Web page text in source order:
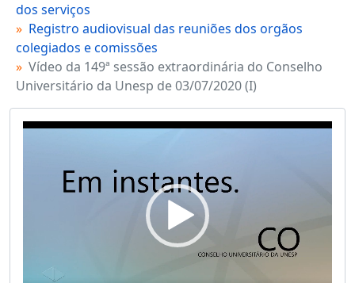
dos serviços
Registro audiovisual das reuniões dos orgãos
colegiados e comissões
Vídeo da 149ª sessão extraordinária do Conselho
Universitário da Unesp de 03/07/2020 (I)
Video